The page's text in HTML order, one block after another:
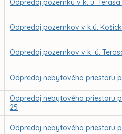
Odpredaj pozemku v k. ú.
Odpredaj pozemkov v k.ú.
Odpredaj pozemkov v k. ú.
Odpredaj nebytového priestoru
Odpredaj nebytového priestoru
25
Odpredaj nebytového priestoru